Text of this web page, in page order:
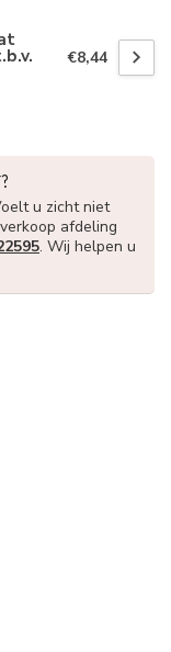
€8,44
u zicht niet
afdeling
. Wij helpen u